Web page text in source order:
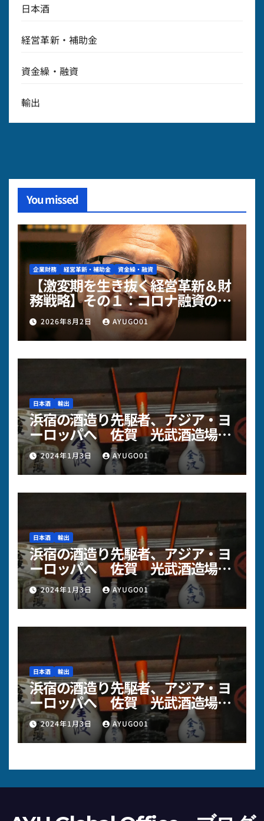
日本酒
経営革新・補助金
資金繰・融資
輸出
You missed
企業財務 経営革新・補助金 資金繰・融資
【激変期を生き抜く経営革新＆財
務戦略】その１：コロナ融資の元
本返済が重い…「物価高・人件費
高」のダブルパンチを乗り切る財
務の視点
2026年8月2日 AYUGO01
日本酒 輸出
浜宿の酒造り先駆者、アジア・ヨ
ーロッパへ 佐賀 光武酒造場様
～その3
2024年1月3日 AYUGO01
日本酒 輸出
浜宿の酒造り先駆者、アジア・ヨ
ーロッパへ 佐賀 光武酒造場様
～その2
2024年1月3日 AYUGO01
日本酒 輸出
浜宿の酒造り先駆者、アジア・ヨ
ーロッパへ 佐賀 光武酒造場様
～その１
2024年1月3日 AYUGO01